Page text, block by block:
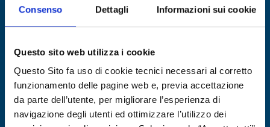
Consenso Dettagli Informazioni sui cookie
Questo sito web utilizza i cookie
Questo Sito fa uso di cookie tecnici necessari al corretto
funzionamento delle pagine web e, previa accettazione
da parte dell’utente, per migliorare l’esperienza di
navigazione degli utenti ed ottimizzare l’utilizzo dei
ID: BOPL20260616009
Expires on06 agosto 2027